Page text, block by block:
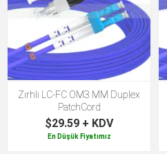
Zırhlı LC-FC OM3 MM Duplex
PatchCord
$29.59 + KDV
En Düşük Fiyatımız